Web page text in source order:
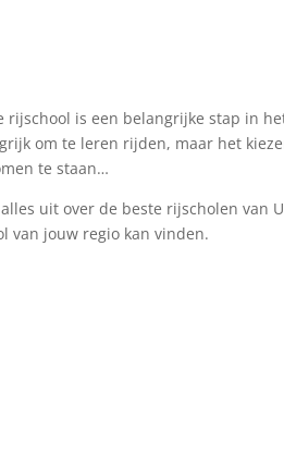
rijschool is een belangrijke stap in
om te leren rijden, maar het
te staan…
uit over de beste rijscholen van
van jouw regio kan vinden.